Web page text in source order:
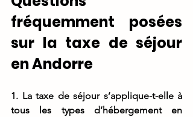
fréquemment posées
sur la taxe de séjour
en Andorre
1. La taxe de séjour s’applique-t-elle à
tous les types d’hébergement en